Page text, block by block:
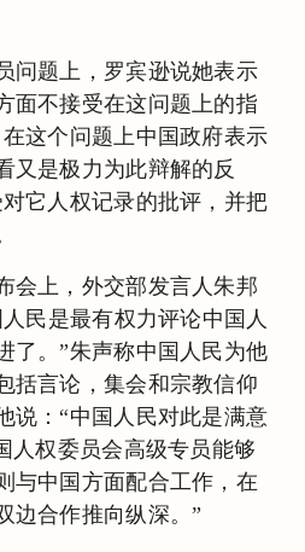
问题上，罗宾逊说她表示
面不接受在这问题上的指
这个问题上中国政府表示
又是极力为此辩解的反
它人权记录的批评，并把
会上，外交部发言人朱邦
民是最有权力评论中国人
了。”朱声称中国人民为他
括言论，集会和宗教信仰
说：“中国人民对此是满意
人权委员会高级专员能够
与中国方面配合工作，在
边合作推向纵深。”